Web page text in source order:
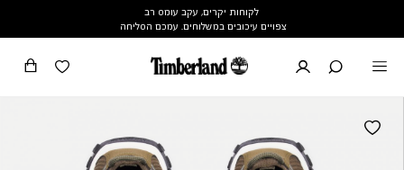
לקוחות יקרים, עקב עומס רב
צפויים עיכובים במשלוחים. עמכם הסליחה